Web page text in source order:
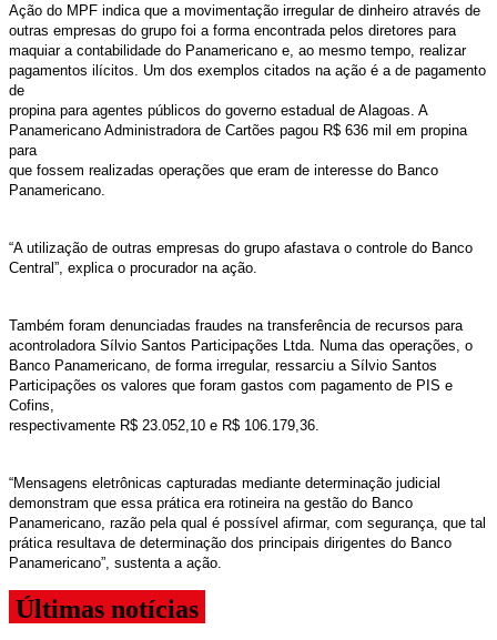
Ação do MPF indica que a movimentação irregular de dinheiro através de
outras empresas do grupo foi a forma encontrada pelos diretores para
maquiar a contabilidade do Panamericano e, ao mesmo tempo, realizar
pagamentos ilícitos. Um dos exemplos citados na ação é a de pagamento
de
propina para agentes públicos do governo estadual de Alagoas. A
Panamericano Administradora de Cartões pagou R$ 636 mil em propina
para
que fossem realizadas operações que eram de interesse do Banco
Panamericano.
“A utilização de outras empresas do grupo afastava o controle do Banco
Central”, explica o procurador na ação.
Também foram denunciadas fraudes na transferência de recursos para
acontroladora Sílvio Santos Participações Ltda. Numa das operações, o
Banco Panamericano, de forma irregular, ressarciu a Sílvio Santos
Participações os valores que foram gastos com pagamento de PIS e
Cofins,
respectivamente R$ 23.052,10 e R$ 106.179,36.
“Mensagens eletrônicas capturadas mediante determinação judicial
demonstram que essa prática era rotineira na gestão do Banco
Panamericano, razão pela qual é possível afirmar, com segurança, que tal
prática resultava de determinação dos principais dirigentes do Banco
Panamericano”, sustenta a ação.
Últimas notícias